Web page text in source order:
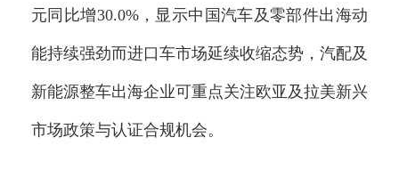
元同比增30.0%，显示中国汽车及零部件出海动
能持续强劲而进口车市场延续收缩态势，汽配及
新能源整车出海企业可重点关注欧亚及拉美新兴
市场政策与认证合规机会。